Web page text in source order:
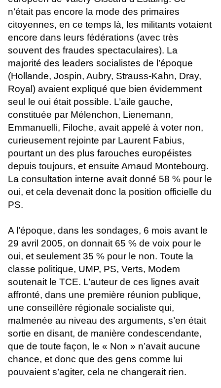
n’était pas encore la mode des primaires
citoyennes, en ce temps là, les militants votaient
encore dans leurs fédérations (avec très
souvent des fraudes spectaculaires). La
majorité des leaders socialistes de l’époque
(Hollande, Jospin, Aubry, Strauss-Kahn, Dray,
Royal) avaient expliqué que bien évidemment
seul le oui était possible. L’aile gauche,
constituée par Mélenchon, Lienemann,
Emmanuelli, Filoche, avait appelé à voter non,
curieusement rejointe par Laurent Fabius,
pourtant un des plus farouches européistes
depuis toujours, et ensuite Arnaud Montebourg.
La consultation interne avait donné 58 % pour le
oui, et cela devenait donc la position officielle du
PS.
A l’époque, dans les sondages, 6 mois avant le
29 avril 2005, on donnait 65 % de voix pour le
oui, et seulement 35 % pour le non. Toute la
classe politique, UMP, PS, Verts, Modem
soutenait le TCE. L’auteur de ces lignes avait
affronté, dans une première réunion publique,
une conseillère régionale socialiste qui,
malmenée au niveau des arguments, s’en était
sortie en disant, de manière condescendante,
que de toute façon, le « Non » n’avait aucune
chance, et donc que des gens comme lui
pouvaient s’agiter, cela ne changerait rien.